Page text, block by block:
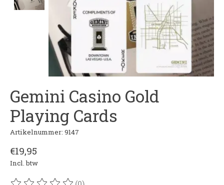
Gemini Casino Gold
Playing Cards
Artikelnummer: 9147
€19,95
Incl. btw